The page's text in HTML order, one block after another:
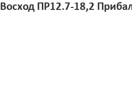
ПР12.7-18,2